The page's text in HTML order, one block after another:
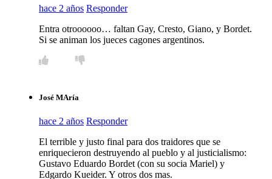
hace 2 años Responder
Entra otroooooo… faltan Gay, Cresto, Giano, y Bordet.
Si se animan los jueces cagones argentinos.
José MAría
hace 2 años Responder
El terrible y justo final para dos traidores que se
enriquecieron destruyendo al pueblo y al justicialismo:
Gustavo Eduardo Bordet (con su socia Mariel) y
Edgardo Kueider. Y otros dos mas.